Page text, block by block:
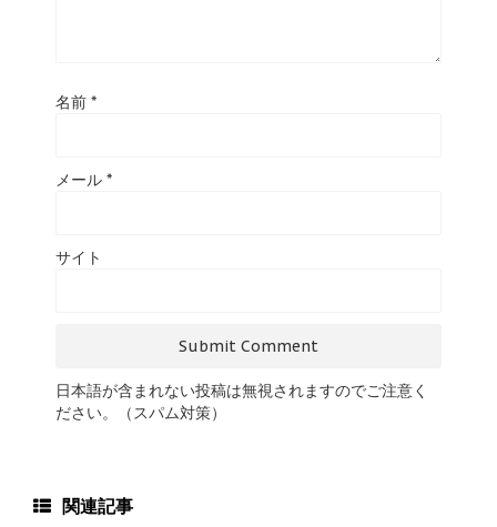
名前 *
メール *
サイト
日本語が含まれない投稿は無視されますのでご注意く
ださい。（スパム対策）
関連記事